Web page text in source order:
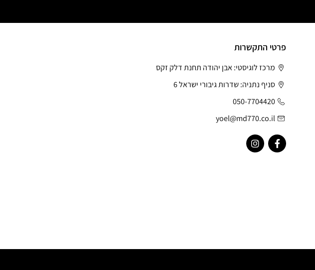
פרטי התקשרות
מרכז לוגיסטי: אבן יהודה תחנת דלק זקס
סניף נתניה: שדרות גיבורי ישראל 6
050-7704420
yoel@md770.co.il